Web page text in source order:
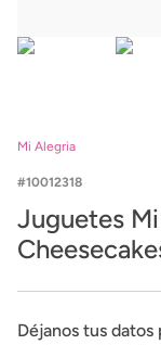
Mi Alegria
10012318
Juguetes
Déjanos tus